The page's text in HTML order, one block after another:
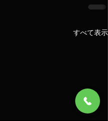
すべて表示